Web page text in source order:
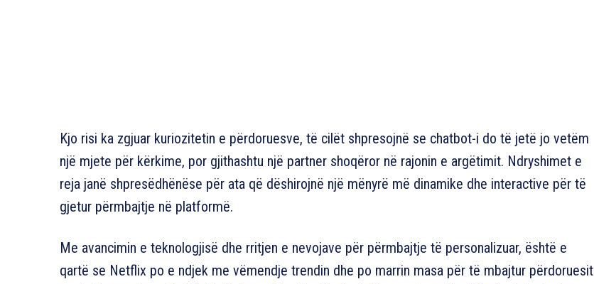
Kjo risi ka zgjuar kuriozitetin e përdoruesve, të cilët shpresojnë se chatbot-i do të jetë jo vetëm
një mjete për kërkime, por gjithashtu një partner shoqëror në rajonin e argëtimit. Ndryshimet e
reja janë shpresëdhënëse për ata që dëshirojnë një mënyrë më dinamike dhe interactive për të
gjetur përmbajtje në platformë.
Me avancimin e teknologjisë dhe rritjen e nevojave për përmbajtje të personalizuar, është e
qartë se Netflix po e ndjek me vëmendje trendin dhe po marrin masa për të mbajtur përdoruesit